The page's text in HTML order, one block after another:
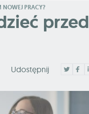
NOWEJ PRACY?
przed
Udostępnij